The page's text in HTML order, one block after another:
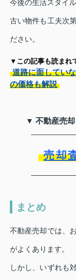
今後の生活スタイ
古い物件も工夫次
ださい。
▼この記事も読まれ
道路に面してい
の価格も解説
▼ 不動産売
売却
まとめ
不動産売却では、
がよくあります。
しかし、いずれも